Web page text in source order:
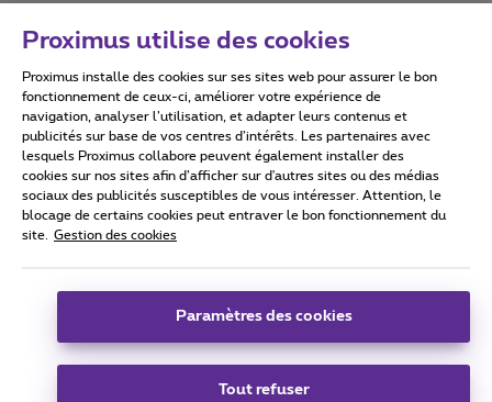
Conditions d'utilisation Accessibility statement
Tous droits réservés. © 2026 Proximus
Conditions générales, info consommateur
Coordonnées de l’entreprise
Boulevard du Roi Albert II 27 - B-1030 Bruxelles.
Proximus utilise des cookies
Proximus installe des cookies sur ses sites web pour assurer le bon
fonctionnement de ceux-ci, améliorer votre expérience de
navigation, analyser l’utilisation, et adapter leurs contenus et
publicités sur base de vos centres d’intérêts. Les partenaires avec
lesquels Proximus collabore peuvent également installer des
cookies sur nos sites afin d’afficher sur d'autres sites ou des médias
sociaux des publicités susceptibles de vous intéresser. Attention, le
blocage de certains cookies peut entraver le bon fonctionnement du
site.
Gestion des cookies
Paramètres des cookies
Tout refuser